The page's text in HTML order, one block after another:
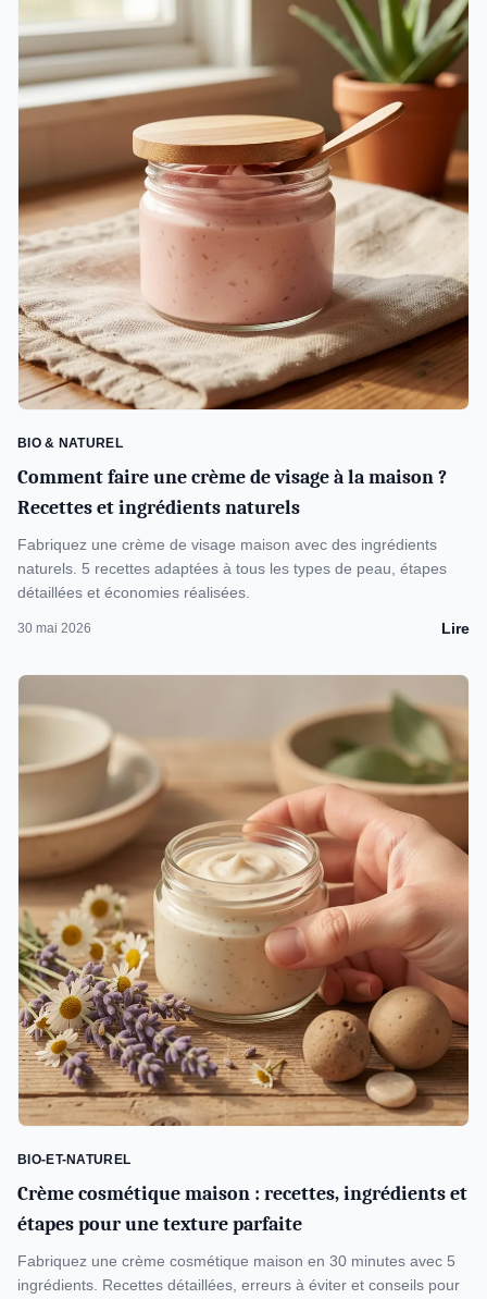
BIO & NATUREL
Comment faire une crème de visage à la maison ?
Recettes et ingrédients naturels
Fabriquez une crème de visage maison avec des ingrédients
naturels. 5 recettes adaptées à tous les types de peau, étapes
détaillées et économies réalisées.
30 mai 2026 Lire
BIO-ET-NATUREL
Crème cosmétique maison : recettes, ingrédients et
étapes pour une texture parfaite
Fabriquez une crème cosmétique maison en 30 minutes avec 5
ingrédients. Recettes détaillées, erreurs à éviter et conseils pour